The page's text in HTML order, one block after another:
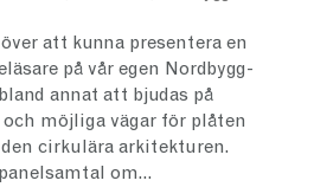
att kunna presentera en
på vår egen Nordbygg-
annat att bjudas på
möjliga vägar för plåten
cirkulära arkitekturen.
om...